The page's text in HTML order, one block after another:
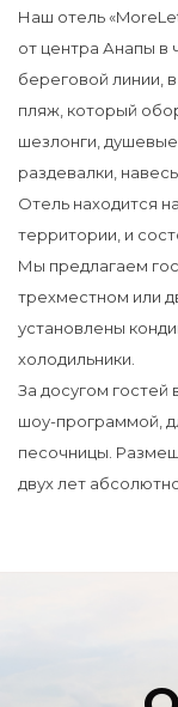
Наш отель
от центра Анапы в
береговой линии,
пляж, который
шезлонги,
раздевалки,
Отель находится
территории, и
Мы предлагаем
трехместном или
установлены
холодильники.
За досугом
шоу-программой,
песочницы.
двух лет